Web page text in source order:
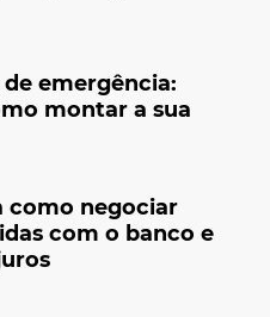
de emergência:
montar a sua
como negociar
com o banco e